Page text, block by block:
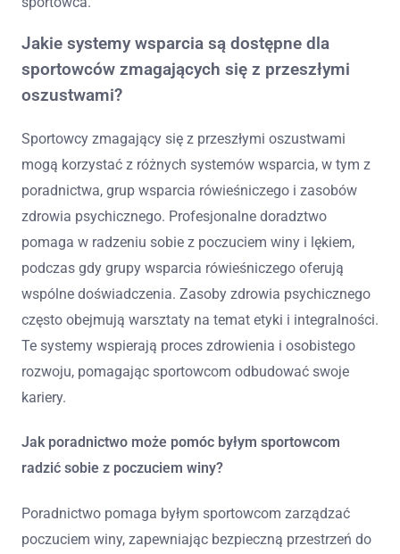
Jakie systemy wsparcia są dostępne dla
sportowców zmagających się z przeszłymi
oszustwami?
Sportowcy zmagający się z przeszłymi oszustwami
mogą korzystać z różnych systemów wsparcia, w tym z
poradnictwa, grup wsparcia rówieśniczego i zasobów
zdrowia psychicznego. Profesjonalne doradztwo
pomaga w radzeniu sobie z poczuciem winy i lękiem,
podczas gdy grupy wsparcia rówieśniczego oferują
wspólne doświadczenia. Zasoby zdrowia psychicznego
często obejmują warsztaty na temat etyki i integralności.
Te systemy wspierają proces zdrowienia i osobistego
rozwoju, pomagając sportowcom odbudować swoje
kariery.
Jak poradnictwo może pomóc byłym sportowcom
radzić sobie z poczuciem winy?
Poradnictwo pomaga byłym sportowcom zarządzać
poczuciem winy, zapewniając bezpieczną przestrzeń do